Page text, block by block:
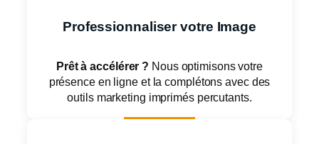
Professionnaliser votre Image
Prêt à accélérer ? Nous optimisons votre
présence en ligne et la complétons avec des
outils marketing imprimés percutants.